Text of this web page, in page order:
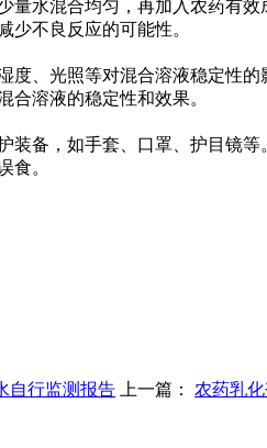
水混合均匀，再加入农药有效
不良反应的可能性。
、光照等对混合溶液稳定性的
溶液的稳定性和效果。
备，如手套、口罩、护目镜等
食。
自行监测报告 上一篇： 农药乳